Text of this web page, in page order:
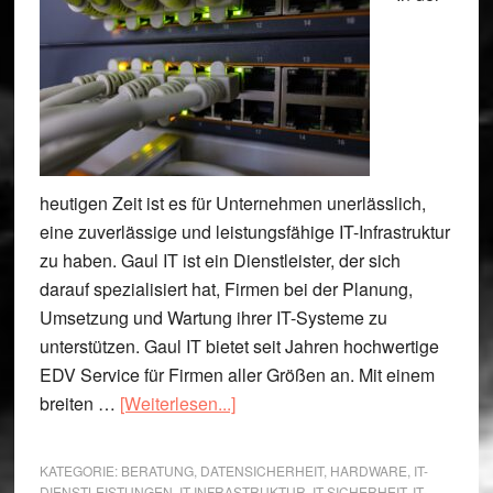
heutigen Zeit ist es für Unternehmen unerlässlich,
eine zuverlässige und leistungsfähige IT-Infrastruktur
zu haben. Gaul IT ist ein Dienstleister, der sich
darauf spezialisiert hat, Firmen bei der Planung,
Umsetzung und Wartung ihrer IT-Systeme zu
unterstützen. Gaul IT bietet seit Jahren hochwertige
EDV Service für Firmen aller Größen an. Mit einem
breiten … [Weiterlesen...]ÜberGaul
KATEGORIE: BERATUNG, DATENSICHERHEIT, HARDWARE IT-